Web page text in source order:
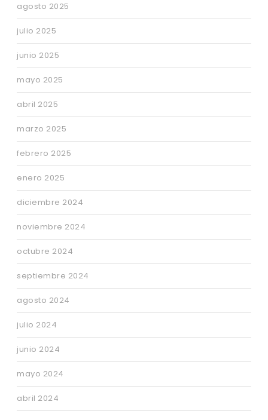
agosto 2025
julio 2025
junio 2025
mayo 2025
abril 2025
marzo 2025
febrero 2025
enero 2025
diciembre 2024
noviembre 2024
octubre 2024
septiembre 2024
agosto 2024
julio 2024
junio 2024
mayo 2024
abril 2024